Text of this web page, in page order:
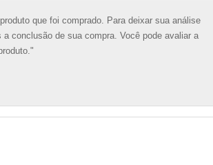
que foi comprado. Para deixar sua análise
conclusão de sua compra. Você pode avaliar a